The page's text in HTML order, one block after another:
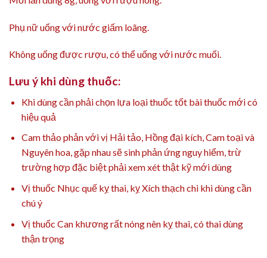
Phụ nữ uống với nước giấm loãng.
Không uống được rượu, có thể uống với nước muối.
Lưu ý khi dùng thuốc:
Khi dùng cần phải chọn lựa loại thuốc tốt bài thuốc mới có
hiệu quả
Cam thảo phản với vị Hải tảo, Hồng đại kích, Cam toại và
Nguyên hoa, gặp nhau sẽ sinh phản ứng nguy hiểm, trừ
trường hợp đặc biệt phải xem xét thật kỹ mới dùng
Vị thuốc Nhục quế kỵ thai, kỵ Xích thạch chi khi dùng cần
chú ý
Vị thuốc Can khương rất nóng nên kỵ thai, có thai dùng
thận trọng